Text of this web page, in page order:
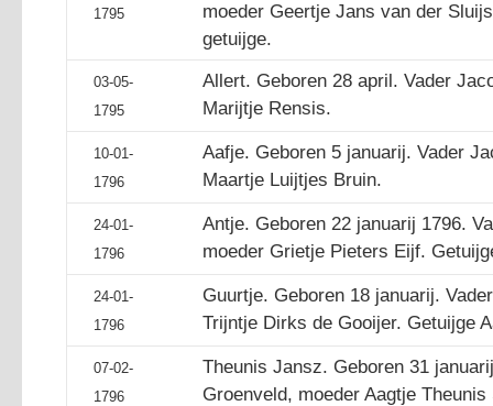
1795
moeder Geertje Jans van der
getuijge.
03-05-
1795
Allert. Geboren 28 april. Vader
Marijtje Rensis.
10-01-
1796
Aafje. Geboren 5 januarij. Vader
Maartje Luijtjes Bruin.
24-01-
1796
Antje. Geboren 22 januarij 1796.
moeder Grietje Pieters Eijf.
24-01-
1796
Guurtje. Geboren 18 januarij.
Trijntje Dirks de Gooijer. Getuijge
07-02-
1796
Theunis Jansz. Geboren 31
Groenveld, moeder Aagtje